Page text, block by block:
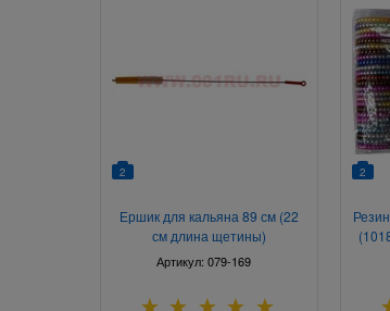
2
Ершик для кальяна 89 см (22
см длина щетины)
Артикул:079-169
2